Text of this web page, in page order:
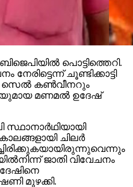
പൊട്ടിത്തെറി.
നേരിട്ടെന്ന് ചൂണ്ടിക്കാട്ടി
സെല്‍ കണ്‍വീനറും
മണമല്‍ ഉദേഷ്
ചിലര്‍
ജാതി വിവേചനം
മുഴക്കി.